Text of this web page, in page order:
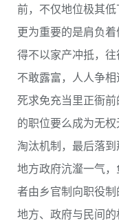
前，不仅地位极其低
更为重要的是肩负
得不以家产冲抵，
不敢露富，人人争
死求免充当里正衙
的职位要么成为无
淘汰机制，最后落
地方政府沆瀣一气
者由乡官制向职役
地方、政府与民间